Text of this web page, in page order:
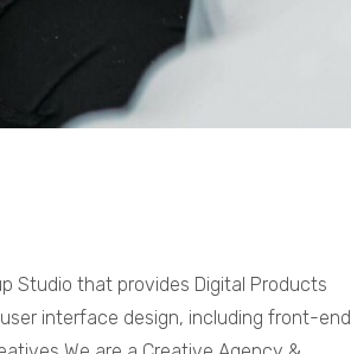
Studio that provides Digital Products
interface design, including front-end